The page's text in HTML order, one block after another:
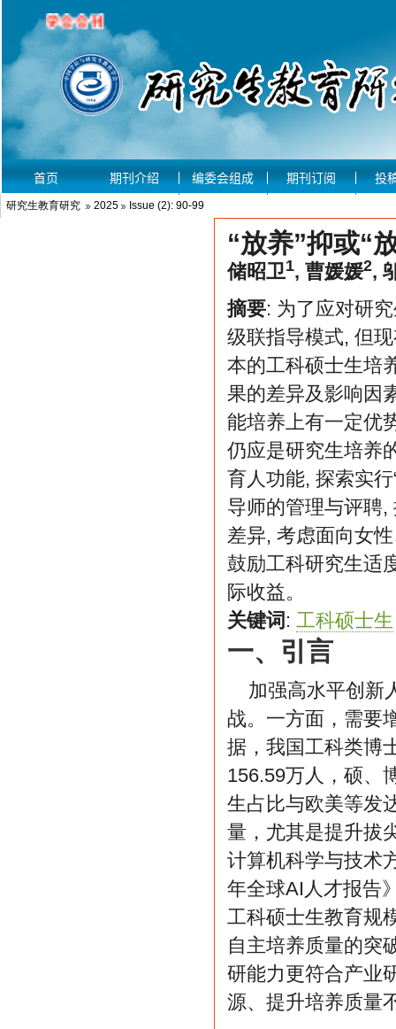
研究生教育研究 2025 Issue (2): 90-99
“放养”抑或“
储昭卫1, 曹媛媛2,
摘要: 为了应对研
级联指导模式, 但
本的工科硕士生培
果的差异及影响因
能培养上有一定优
仍应是研究生培养
育人功能, 探索实
导师的管理与评聘
差异, 考虑面向女
鼓励工科研究生适
际收益。
关键词 : 工科硕士生
一、引言
加强高水平创新
战。一方面，需要
据，我国工科类博
156.59万人，硕、
生占比与欧美等发
量，尤其是提升拔
计算机科学与技术
年全球AI人才报告
工科硕士生教育规
自主培养质量的突
研能力更符合产业
源、提升培养质量